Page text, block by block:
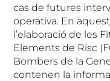
cas de futures
operativa. En
l’elaboració de les
Elements de Risc
Bombers de la
contenen la